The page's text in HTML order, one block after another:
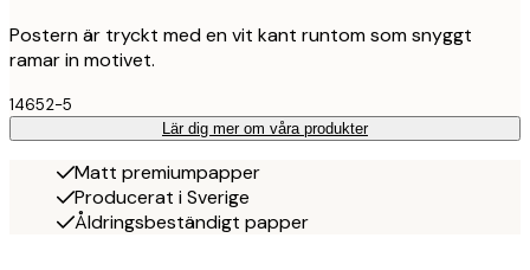
Postern är tryckt med en vit kant runtom som snyggt
ramar in motivet.
14652-5
Lär dig mer om våra produkter
Matt premiumpapper
Producerat i Sverige
Åldringsbeständigt papper